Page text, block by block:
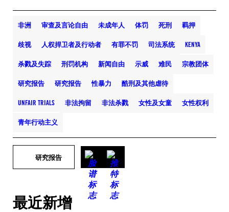
非洲 审查及言论自由 未成年人 体罚 死刑 羁押
歧视 人权捍卫者及行动者 有罪不罚 司法系统 KENYA
杀戮及失踪 刑罚机构 新闻自由 示威 难民 宗教团体
研究报告 研究报告 性暴力 酷刑及其他虐待
UNFAIR TRIALS 非法拘留 非法杀戮 女性及女童 女性权利
青年行动主义
研究报告
最近新增